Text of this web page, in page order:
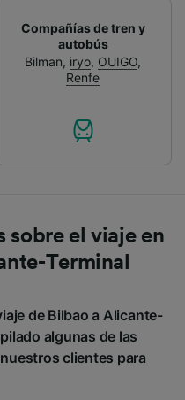
Compañías de tren y
autobús
Bilman, iryo, OUIGO,
Renfe
sobre el viaje en
Terminal
de Bilbao a Alicante-
algunas de las
clientes para